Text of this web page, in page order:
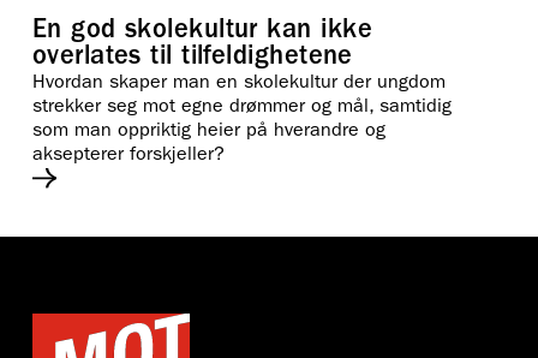
En god skolekultur kan ikke
overlates til tilfeldighetene
Hvordan skaper man en skolekultur der ungdom
strekker seg mot egne drømmer og mål, samtidig
som man oppriktig heier på hverandre og
aksepterer forskjeller?